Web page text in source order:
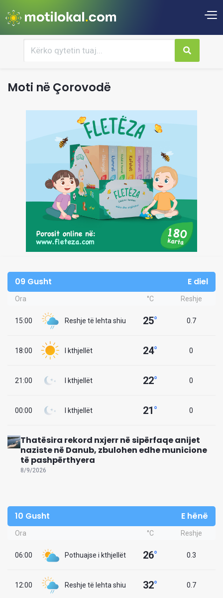
Moti në Çorovodë
09 Gusht E diel
Ora °C Reshje
15:00 Reshje të lehta shiu 25° 0.7
18:00 I kthjellët 24° 0
21:00 I kthjellët 22° 0
00:00 I kthjellët 21° 0
Thatësira rekord nxjerr në sipërfaqe anijet
naziste në Danub, zbulohen edhe municione
të pashpërthyera
8/9/2026
10 Gusht E hënë
Ora °C Reshje
06:00 Pothuajse i kthjellët 26° 0.3
12:00 Reshje të lehta shiu 32° 0.7